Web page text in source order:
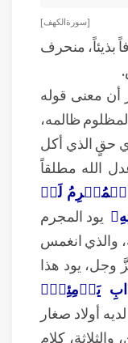
[ سورة الكهف ]
بذيئاً، منحرف
أن معنى قوله
ظالمه،
حقٍ الذي أكل
الله مطلقاً
لَوۡ
يود المجرم
والذي انغمس
وجل، يود هذا
يَوۡمِئِذِۭ
أولاد صغار
كلام